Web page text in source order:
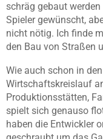
schräg gebaut
Spieler gewünscht,
nicht nötig. Ich finde
den Bau von Straßen
Wie auch schon in
Wirtschaftskreislauf
Produktionsstätten,
spielt sich genauso
haben die Entwickler